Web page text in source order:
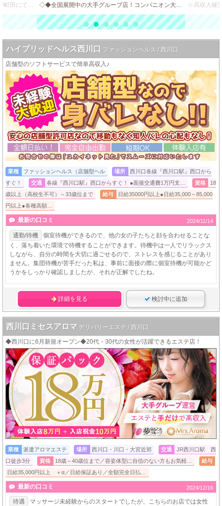
ビデオBOX風店舗型のソフトサービス店が町田にてOPEN！
◇◆全国展開中の大手グループ店！コンパニオン大募集◆◇
ハイブリッドヘルス西川口 ファッションヘルス / 西川口
店舗型のソフトサービスで簡単高収入♪
業種 ファッションヘルス（店舗型ヘル 場所
西川口各線『西川口駅』西口から
すぐ！
交通 各線『西川口駅』西口からすぐ！ ●面接交通費1万円支… 資格
18
歳以上（高校生不可）～33歳位まで
給与
日給35000円以上●日給35,000～85,000
円以上●各種高額…
最新の口コミ 2024/11/14
通勤/待機
個室待機ができるので、他の女の子たちと顔を合わせることな
く、落ち着いた環境で待機することができます。待機中は一人でリラックス
しながら、自分の時間を大切に過ごせるので、ストレスを感じることがあり
ません。集団待機が苦手だった私は、事前に面接の際に個室待機が可能かど
うかをしっかり確認しましたが、それが正解でしたね。
詳細を見る 検討中に追加
西川口ミセスアロマ デリバリーエステ / 西川口
◆西川口に6月新規オープン◆20代・30代の女性が活躍できるエステ店！
業種 派遣アロマエステ 場所 西川口・川口・大宮近郊 交通
JR西川口駅 西
口徒歩3分
資格 18歳～40歳位まで／容姿体型に自信のない方もお気軽…
給与
日給35,000円以上 ＋α／日給保証あり／全額完全日払…
最新の口コミ 2024/12/16
待遇
マッサージ未経験からのスタートでしたが、こちらのお店では女性